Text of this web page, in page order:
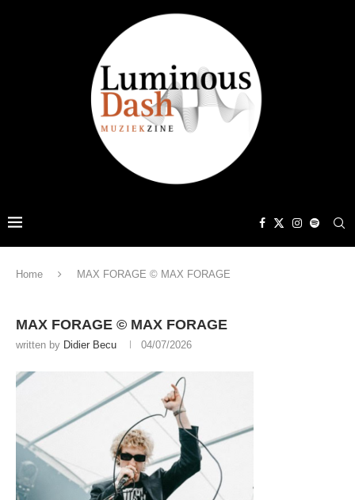
Home MAX FORAGE © MAX FORAGE
MAX FORAGE © MAX FORAGE
written by Didier Becu 04/07/2026